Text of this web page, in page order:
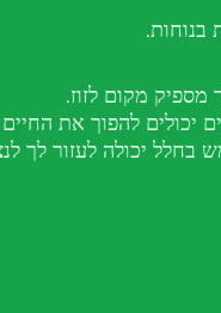
בנוחות.
מקום לזוז.
יכולים להפוך את
יכולה לעזור לך